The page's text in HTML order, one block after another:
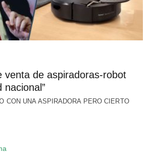
venta de aspiradoras-robot
nacional”
CON UNA ASPIRADORA PERO CIERTO